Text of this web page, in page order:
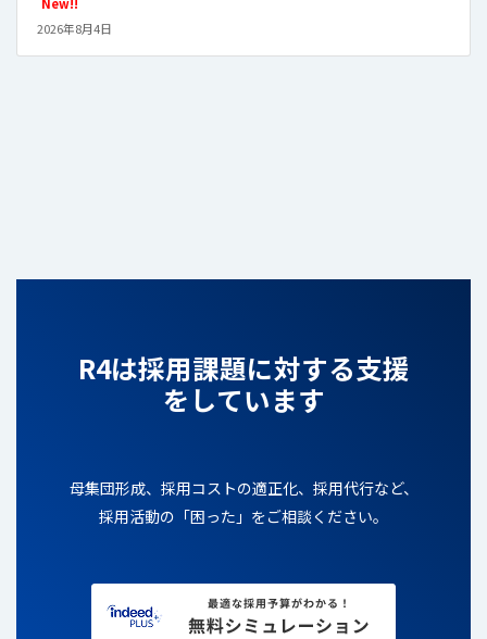
New!!
2026年8月4日
R4は採用課題に対する支援
をしています
母集団形成、採用コストの適正化、採用代行など、
採用活動の「困った」をご相談ください。